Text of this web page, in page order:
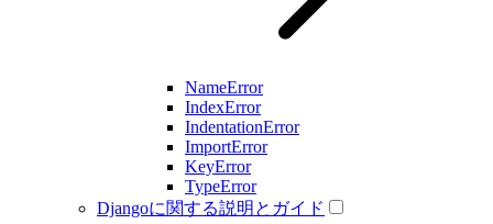
NameError
IndexError
IndentationError
ImportError
KeyError
TypeError
Djangoに関する説明とガイド